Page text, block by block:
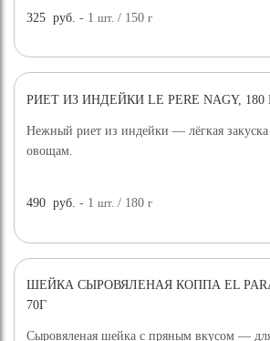
325 руб. - 1шт. / 150г
РИЕТ ИЗ ИНДЕЙКИ LE PERE NAGY, 180
Нежный риет из индейки — лёгкая закуска
овощам.
490 руб. - 1шт. / 180г
ШЕЙКА СЫРОВЯЛЕНАЯ КОППА EL
70Г
Сыровяленая шейка с пряным вкусом —